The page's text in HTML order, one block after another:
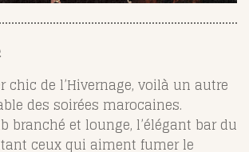
chic de l’Hivernage, voilà un autre
des soirées marocaines.
branché et lounge, l’élégant bar du
ceux qui aiment fumer le